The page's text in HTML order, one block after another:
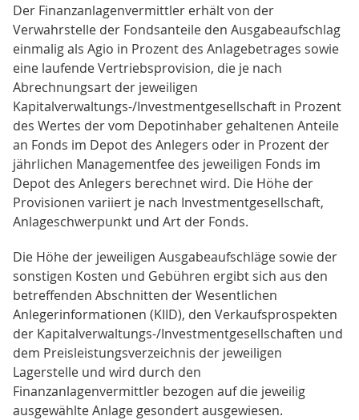
Der Finanzanlagenvermittler erhält von der
Verwahrstelle der Fondsanteile den Ausgabeaufschlag
einmalig als Agio in Prozent des Anlagebetrages sowie
eine laufende Vertriebsprovision, die je nach
Abrechnungsart der jeweiligen
Kapitalverwaltungs-/Investmentgesellschaft in Prozent
des Wertes der vom Depotinhaber gehaltenen Anteile
an Fonds im Depot des Anlegers oder in Prozent der
jährlichen Managementfee des jeweiligen Fonds im
Depot des Anlegers berechnet wird. Die Höhe der
Provisionen variiert je nach Investmentgesellschaft,
Anlageschwerpunkt und Art der Fonds.
Die Höhe der jeweiligen Ausgabeaufschläge sowie der
sonstigen Kosten und Gebühren ergibt sich aus den
betreffenden Abschnitten der Wesentlichen
Anlegerinformationen (KIID), den Verkaufsprospekten
der Kapitalverwaltungs-/Investmentgesellschaften und
dem Preisleistungsverzeichnis der jeweiligen
Lagerstelle und wird durch den
Finanzanlagenvermittler bezogen auf die jeweilig
ausgewählte Anlage gesondert ausgewiesen.